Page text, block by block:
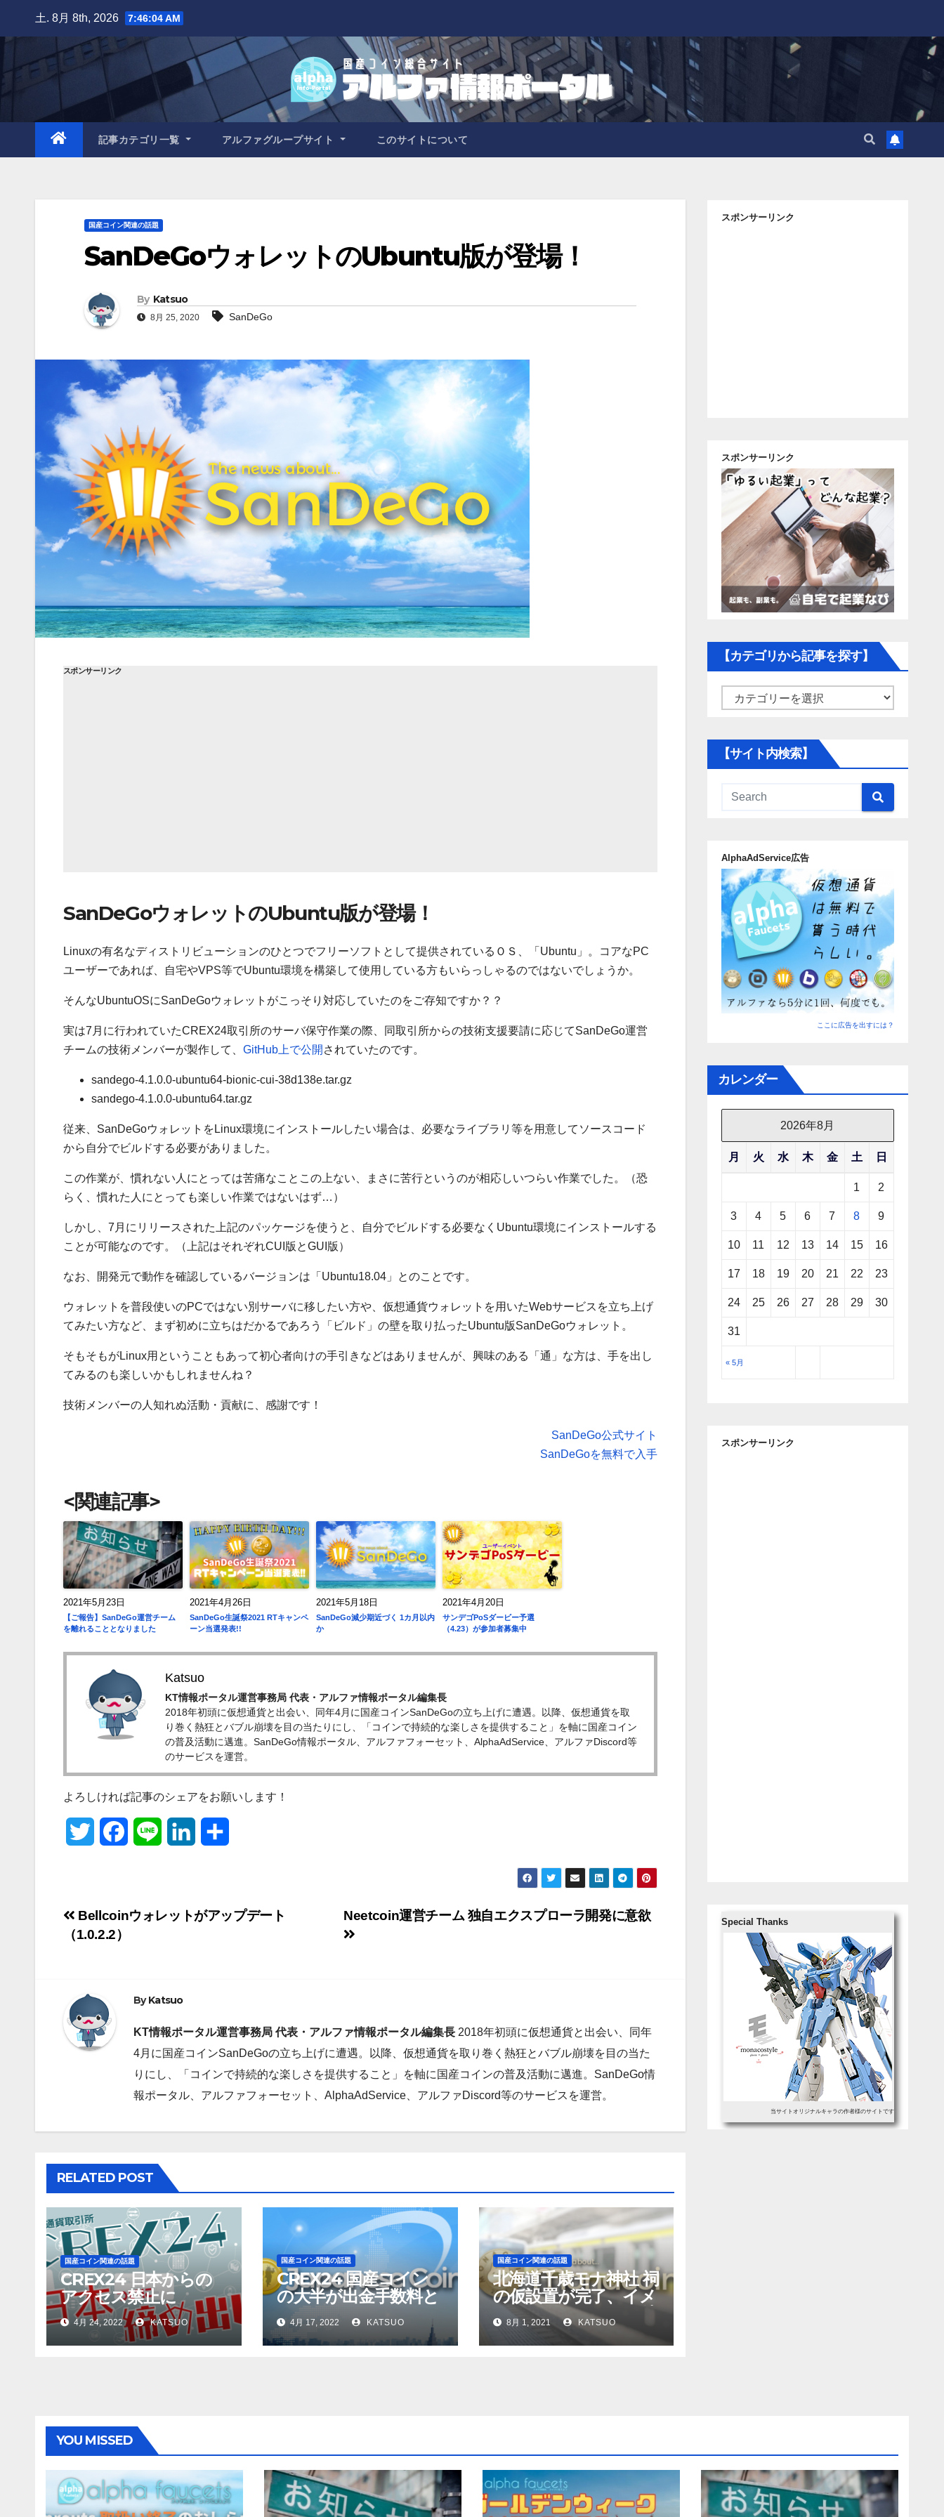
土. 8月 8th, 2026 7:46:06 AM
記事カテゴリ一覧 アルファグループサイト このサイトについて
国産コイン関連の話題
SanDeGoウォレットのUbuntu版が登場！
By Katsuo
8月 25, 2020 SanDeGo
スポンサーリンク
SanDeGoウォレットのUbuntu版が登場！
Linuxの有名なディストリビューションのひとつでフリーソフトとして提供されているＯＳ、「Ubuntu」。コアなPC
ユーザーであれば、自宅やVPS等でUbuntu環境を構築して使用している方もいらっしゃるのではないでしょうか。
そんなUbuntuOSにSanDeGoウォレットがこっそり対応していたのをご存知ですか？？
実は7月に行われていたCREX24取引所のサーバ保守作業の際、同取引所からの技術支援要請に応じてSanDeGo運営
チームの技術メンバーが製作して、 GitHub上で公開 されていたのです。
sandego-4.1.0.0-ubuntu64-bionic-cui-38d138e.tar.gz
sandego-4.1.0.0-ubuntu64.tar.gz
従来、SanDeGoウォレットをLinux環境にインストールしたい場合は、必要なライブラリ等を用意してソースコード
から自分でビルドする必要がありました。
この作業が、慣れない人にとっては苦痛なことこの上ない、まさに苦行というのが相応しいつらい作業でした。（恐
らく、慣れた人にとっても楽しい作業ではないはず…）
しかし、7月にリリースされた上記のパッケージを使うと、自分でビルドする必要なくUbuntu環境にインストールする
ことが可能なのです。（上記はそれぞれCUI版とGUI版）
なお、開発元で動作を確認しているバージョンは「Ubuntu18.04」とのことです。
ウォレットを普段使いのPCではない別サーバに移したい方や、仮想通貨ウォレットを用いたWebサービスを立ち上げ
てみたい方など、まず初めに立ちはだかるであろう「ビルド」の壁を取り払ったUbuntu版SanDeGoウォレット。
そもそもがLinux用ということもあって初心者向けの手引きなどはありませんが、興味のある「通」な方は、手を出し
てみるのも楽しいかもしれませんね？
技術メンバーの人知れぬ活動・貢献に、感謝です！
SanDeGo公式サイト
SanDeGoを無料で入手
<関連記事>
2021年5月23日
【ご報告】SanDeGo運営チーム
を離れることとなりました
2021年4月26日
SanDeGo生誕祭2021 RTキャンペ
ーン当選発表!!
2021年5月18日
SanDeGo減少期近づく 1カ月以内
か
2021年4月20日
サンデゴPoSダービー予選
（4.23）が参加者募集中
Katsuo
KT情報ポータル運営事務局 代表・アルファ情報ポータル編集長
2018年初頭に仮想通貨と出会い、同年4月に国産コインSanDeGoの立ち上げに遭遇。以降、仮想通貨を取
り巻く熱狂とバブル崩壊を目の当たりにし、「コインで持続的な楽しさを提供すること」を軸に国産コイン
の普及活動に邁進。SanDeGo情報ポータル、アルファフォーセット、AlphaAdService、アルファDiscord等
のサービスを運営。
よろしければ記事のシェアをお願いします！
t
r
e e k
n
投
稿
ビ
ゲ
Neetcoin運営チーム 独自エクスプローラ開発に意欲
Bellcoinウォレットがアップデート
（1.0.2.2）
ByKatsuo
KT情報ポータル運営事務局 代表・アルファ情報ポータル編集長 2018年初頭に仮想通貨と出会い、同年
4月に国産コインSanDeGoの立ち上げに遭遇。以降、仮想通貨を取り巻く熱狂とバブル崩壊を目の当た
りにし、「コインで持続的な楽しさを提供すること」を軸に国産コインの普及活動に邁進。SanDeGo情
報ポータル、アルファフォーセット、AlphaAdService、アルファDiscord等のサービスを運営。
RELATED POST
国産コイン関連の話題
CREX24 日本からの
アクセス禁止に
4月 24, 2022 KATSUO
国産コイン関連の話題
CREX24 国産コイン
の大半が出金手数料と
しての使用が不可に
4月 17, 2022 KATSUO
国産コイン関連の話題
北海道千歳モナ神社 祠
の仮設置が完了、イメ
ージキャラクターも決
定8月 1, 2021 KATSUO
スポンサーリンク
スポンサーリンク
【カテゴリから記事を探す】
【カ
ゴ
リ
を
探
す】
【サイト内検索】
AlphaAdService広告
ここに広告を出すには？
カレンダー
2026年8月
月 火 水 木 金 土 日
« 5月
1 2
3 4 5 6 7 8 9
10 11 12 13 14 15 16
17 18 19 20 21 22 23
24 25 26 27 28 29 30
31
スポンサーリンク
Special Thanks
当サイトオリジナルキャラの作者様のサイトです
YOU MISSED